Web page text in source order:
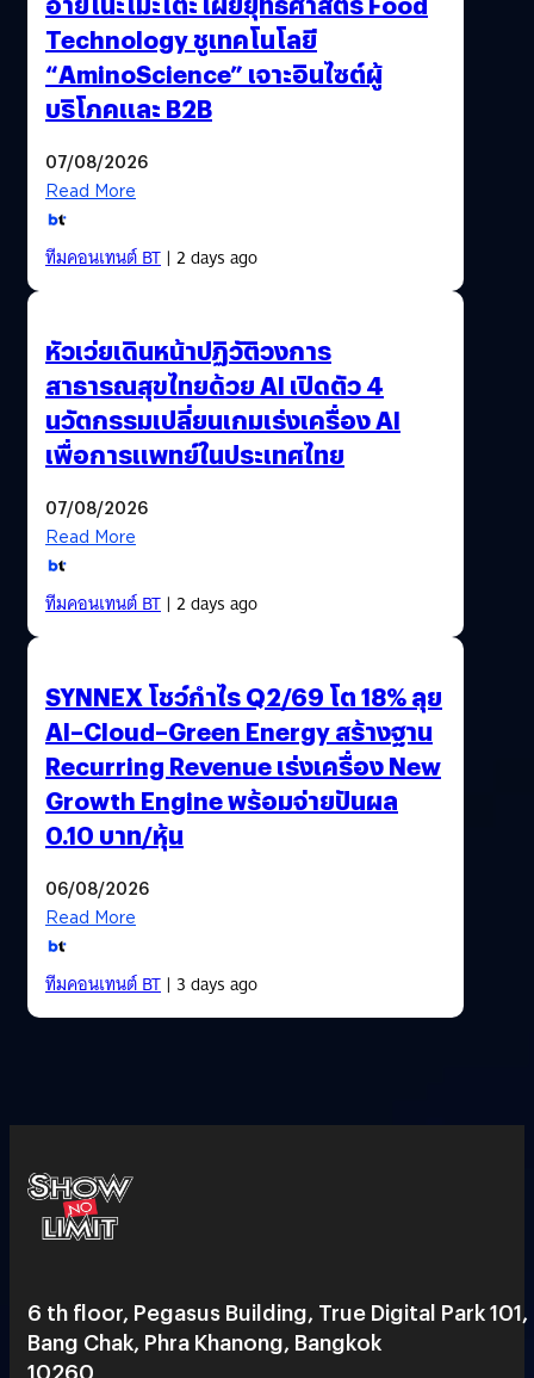
Technology ชูเทคโนโลยี
“AminoScience” เจาะอินไซต์ผู้
บริโภคและ B2B
07/08/2026
Read More
ทีมคอนเทนต์ BT| 2 days ago
หัวเว่ยเดินหน้าปฏิวัติวงการ
สาธารณสุขไทยด้วย AI เปิดตัว 4
นวัตกรรมเปลี่ยนเกมเร่งเครื่อง AI
เพื่อการแพทย์ในประเทศไทย
07/08/2026
Read More
ทีมคอนเทนต์ BT| 2 days ago
SYNNEX โชว์กำไร Q2/69 โต 18% ลุย
AI–Cloud–Green Energy สร้างฐาน
Recurring Revenue เร่งเครื่อง New
Growth Engine พร้อมจ่ายปันผล
0.10 บาท/หุ้น
06/08/2026
Read More
ทีมคอนเทนต์ BT| 3 days ago
6 th floor, Pegasus Building, True Digital Park 101,
Bang Chak, Phra Khanong, Bangkok
10260